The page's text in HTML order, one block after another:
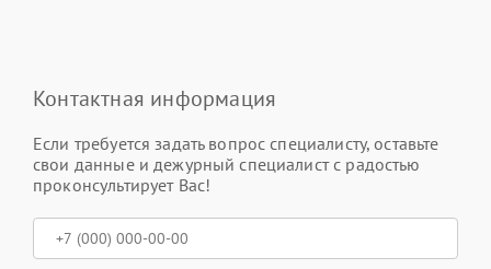
Контактная информация
Если требуется задать вопрос специалисту, оставьте
свои данные и дежурный специалист с радостью
проконсультирует Вас!